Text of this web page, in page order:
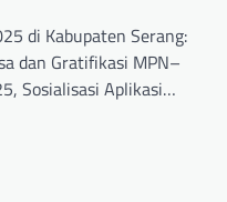
di Kabupaten Serang:
dan Gratifikasi MPN–
Sosialisasi Aplikasi…